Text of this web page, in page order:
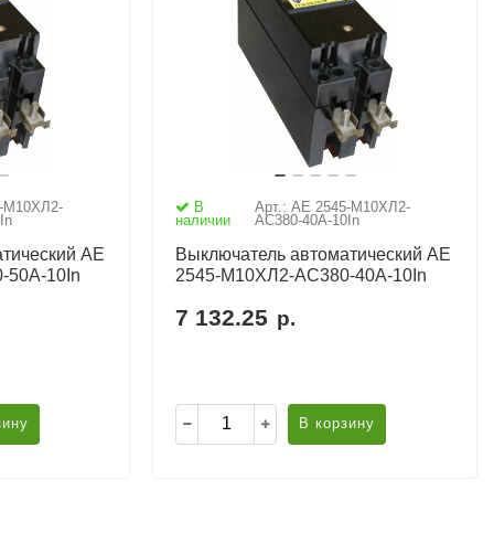
М10ХЛ2-
АЕ
50А-10In
В
наличии
Арт.: АЕ 2545-М10ХЛ2-
AC380-40А-10In
Выключатель автоматический АЕ
2545-М10ХЛ2-AC380-40А-10In
7 132.25 р.
В корзину